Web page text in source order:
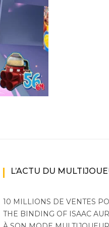
L’ACTU DU
10 MILLIONS DE VENTES
THE BINDING OF ISAAC